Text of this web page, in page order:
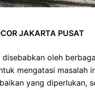
JAKARTA PUSAT
oleh
mengatasi
yang diperlukan,